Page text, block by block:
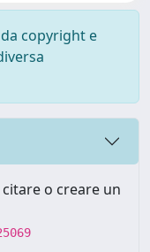
copyright e
o creare un